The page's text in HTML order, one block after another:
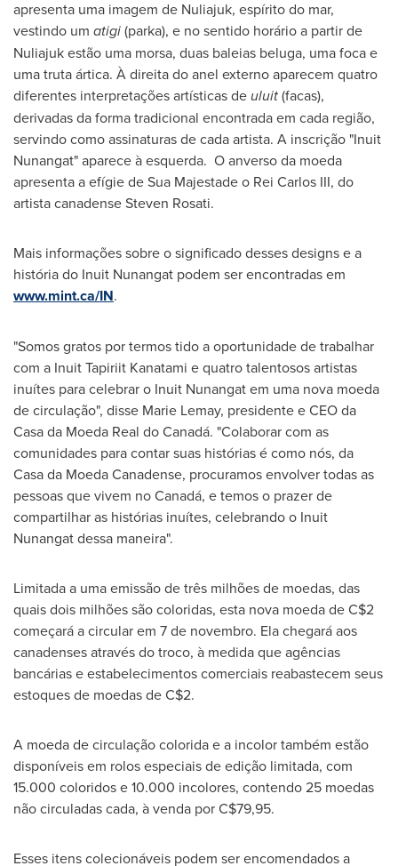
apresenta uma imagem de Nuliajuk, espírito do mar,
vestindo um atigi(parka), e no sentido horário a partir de
Nuliajuk estão uma morsa, duas baleias beluga, uma foca e
uma truta ártica. À direita do anel externo aparecem quatro
diferentes interpretações artísticas deuluit(facas),
derivadas da forma tradicional encontrada em cada região,
servindo como assinaturas de cada artista. A inscrição "Inuit
Nunangat" aparece à esquerda. O anverso da moeda
apresenta a efígie de Sua Majestade o Rei Carlos III, do
artista canadenseSteven Rosati.
Mais informações sobre o significado desses designs e a
história do Inuit Nunangat podem ser encontradas em
www.mint.ca/IN.
"Somos gratos por termos tido a oportunidade de trabalhar
com a Inuit Tapiriit Kanatami e quatro talentosos artistas
inuítes para celebrar o Inuit Nunangat em uma nova moeda
de circulação", disse Marie Lemay, presidente e CEO da
Casa da Moeda Real do Canadá. "Colaborar com as
comunidades para contar suas histórias é como nós, da
Casa da Moeda Canadense, procuramos envolver todas as
pessoas que vivem no Canadá, e temos o prazer de
compartilhar as histórias inuítes, celebrando o Inuit
Nunangat dessa maneira".
Limitada a uma emissão de três milhões de moedas, das
quais dois milhões são coloridas, esta nova moeda deC$2
começará a circular em 7 de novembro. Ela chegará aos
canadenses através do troco, à medida que agências
bancárias e estabelecimentos comerciais reabastecem seus
estoques de moedas deC$2.
A moeda de circulação colorida e a incolor também estão
disponíveis em rolos especiais de edição limitada, com
15.000 coloridos e 10.000 incolores, contendo 25 moedas
não circuladas cada, à venda porC$79,95.
Esses itens colecionáveis podem ser encomendados a